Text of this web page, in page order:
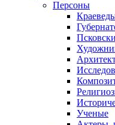
Персоны
Ученые